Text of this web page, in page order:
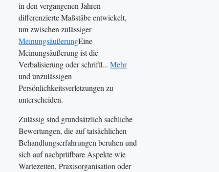
in den vergangenen Jahren
differenzierte Maßstäbe entwickelt,
um zwischen zulässiger
MeinungsäußerungEine
Meinungsäußerung ist die
Verbalisierung oder schriftl... Mehr
und unzulässigen
Persönlichkeitsverletzungen zu
unterscheiden.
Zulässig sind grundsätzlich sachliche
Bewertungen, die auf tatsächlichen
Behandlungserfahrungen beruhen und
sich auf nachprüfbare Aspekte wie
Wartezeiten, Praxisorganisation oder